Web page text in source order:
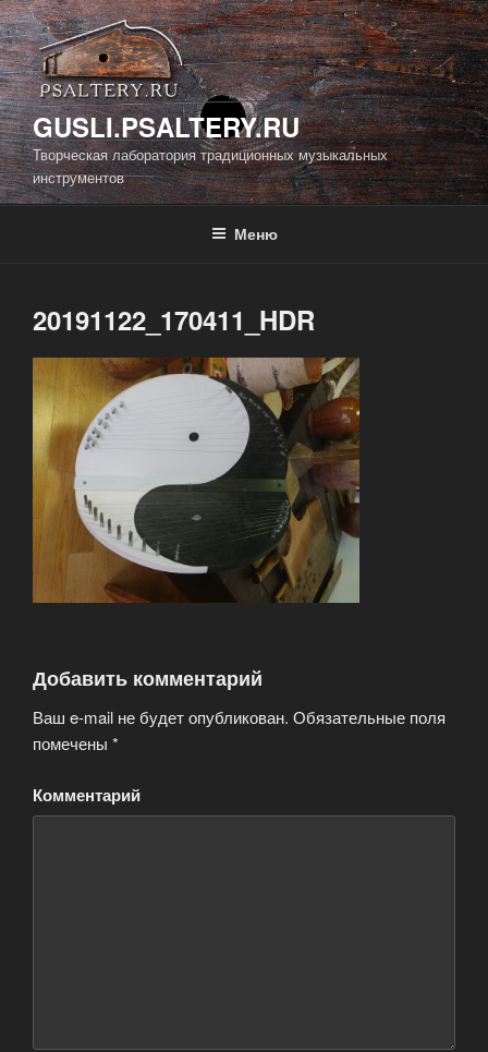
Перейти
к
содержимому
GUSLI.PSALTERY.RU
Творческая лаборатория традиционных музыкальных
инструментов
Меню
20191122_170411_HDR
Добавить комментарий
Ваш e-mail не будет опубликован. Обязательные поля
помечены *
Комментарий